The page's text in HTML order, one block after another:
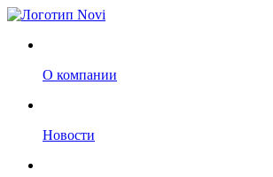
О компании
Новости